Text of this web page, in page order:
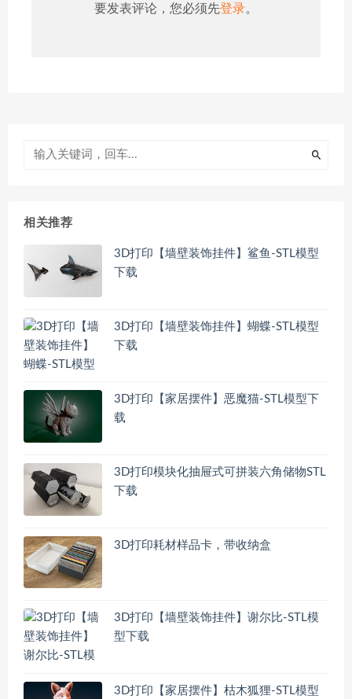
要发表评论，您必须先登录。
相关推荐
3D打印【墙壁装饰挂件】鲨鱼-STL模型
下载
3D打印【墙壁装饰挂件】蝴蝶-STL模型
下载
3D打印【家居摆件】恶魔猫-STL模型下
载
3D打印模块化抽屉式可拼装六角储物STL
下载
3D打印耗材样品卡，带收纳盒
3D打印【墙壁装饰挂件】谢尔比-STL模
型下载
3D打印【家居摆件】枯木狐狸-STL模型